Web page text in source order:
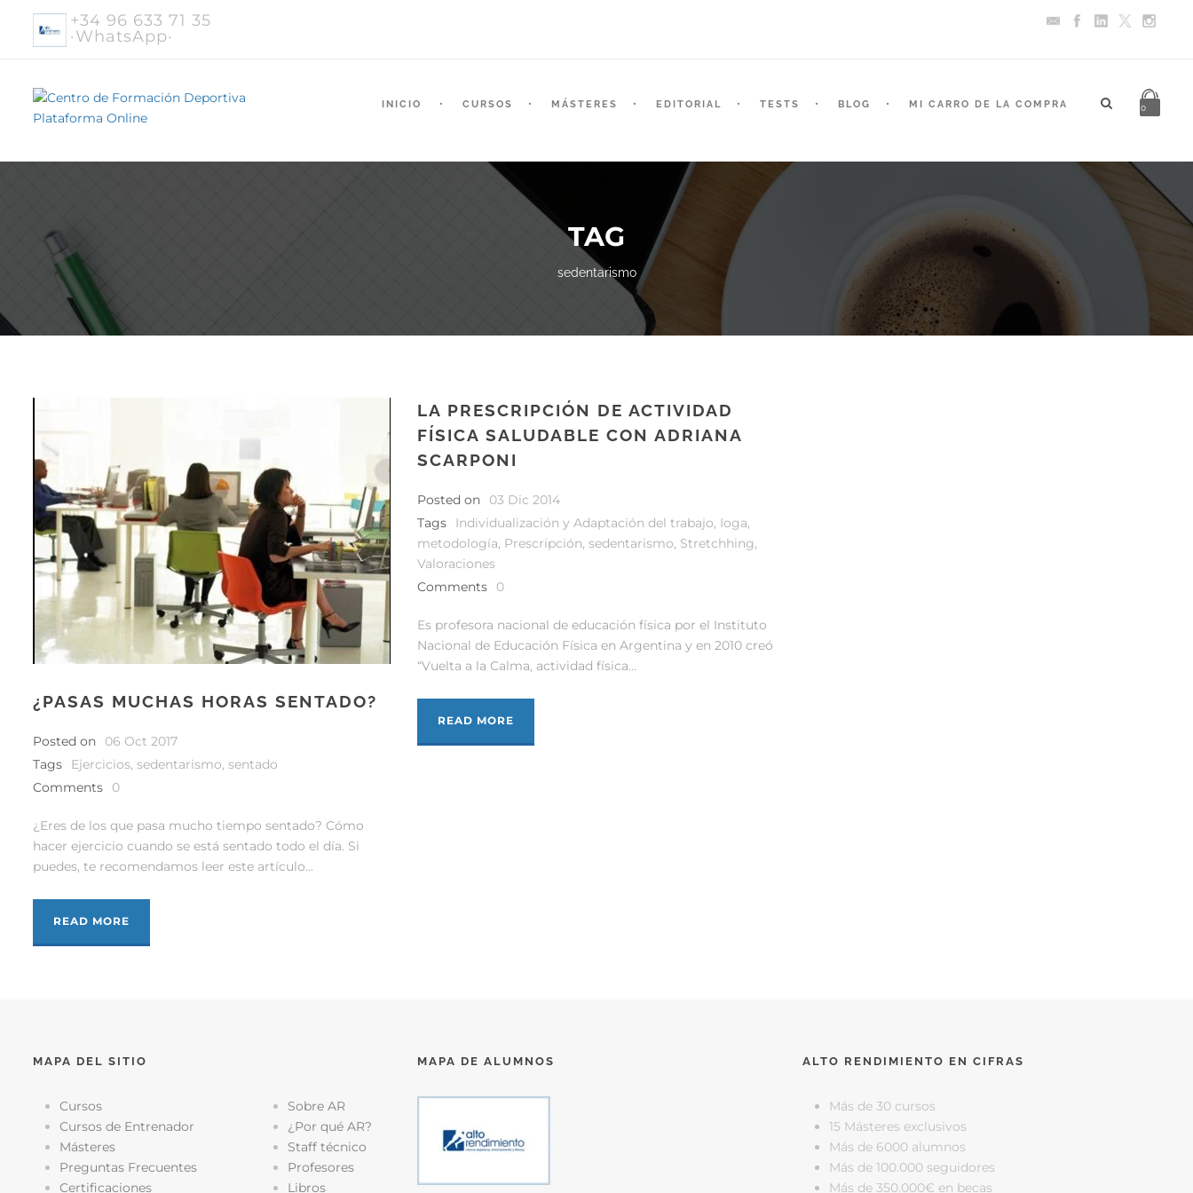
+34 96 633 71 35
·WhatsApp·
INICIO CURSOS MÁSTERES EDITORIAL TESTS BLOG MI CARRO DE LA COMPRA 0
TAG
sedentarismo
¿PASAS MUCHAS HORAS SENTADO?
Posted on
06 Oct 2017
Tags
Ejercicios, sedentarismo, sentado
Comments
0
¿Eres de los que pasa mucho tiempo sentado? Cómo
hacer ejercicio cuando se está sentado todo el día. Si
puedes, te recomendamos leer este artículo...
READ MORE
LA PRESCRIPCIÓN DE ACTIVIDAD
FÍSICA SALUDABLE CON ADRIANA
SCARPONI
Posted on
03 Dic 2014
Tags
Individualización y Adaptación del trabajo, Ioga,
metodología, Prescripción, sedentarismo, Stretchhing,
Valoraciones
Comments
0
Es profesora nacional de educación física por el Instituto
Nacional de Educación Física en Argentina y en 2010 creó
“Vuelta a la Calma, actividad física...
READ MORE
MAPA DEL SITIO
Cursos
Cursos de Entrenador
Másteres
Preguntas Frecuentes
Certificaciones
Sobre AR
¿Por qué AR?
Staff técnico
Profesores
Libros
MAPA DE ALUMNOS ALTO RENDIMIENTO EN CIFRAS
Más de 30 cursos
15 Másteres exclusivos
Más de 6000 alumnos
Más de 100.000 seguidores
Más de 350.000€ en becas